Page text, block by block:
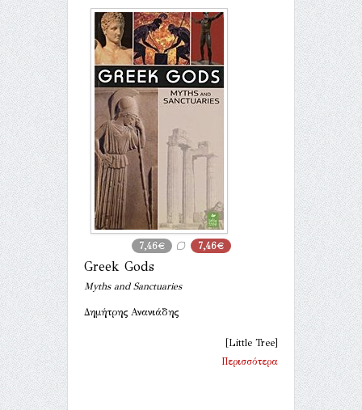
7,46€ 7,46€
Greek Gods
Myths and Sanctuaries
Δημήτρης Ανανιάδης
[Little Tree]
Περισσότερα